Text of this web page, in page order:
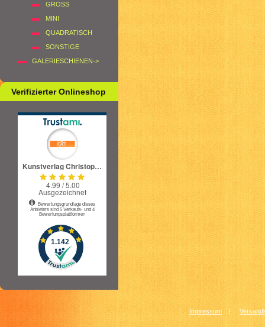
GROSS
MINI
QUADRATISCH
SONSTIGE
GALERIESCHIENEN->
Verifizierter Onlineshop
Impressum |